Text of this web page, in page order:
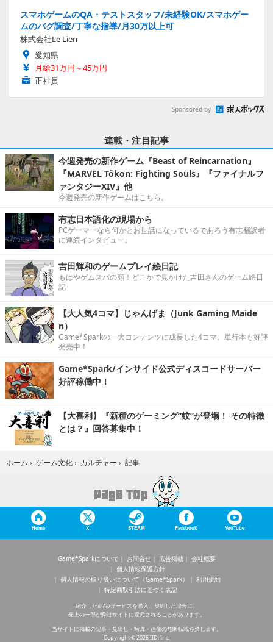
スマホゲームのQA・テストスタッフ/未経験OK/スマホゲー
ムのバグ調査/丁寧な指導/月30万以上可
株式会社Le Lien
愛知県
月給31万円～45万円
正社員
Sponsored by
連載・注目記事
今週発売の新作ゲーム『Beast of Reincarnation』
『MARVEL Tōkon: Fighting Souls』『ファイナルフ
ァンタジーXIV』他
今週発売の新作ゲームはこちら。
有志日本語化の現場から
PCゲーマーなら何かとお世話になっているであろう有志翻訳者
に連続インタビュー。
吉田輝和のゲームプレイ絵日記
もはやゲムスパの顔！どこかで見かけた吉田さんのゲーム絵日
記
【大人気4コマ】じゃんげま（Junk Gaming Maide
n）
Game*Sparkの一大コンテンツに成長した4コマ。単行本も好評
発売中！
Game*Spark/インサイド公式ディスコードサーバー
好評稼働中！
【大喜利】『新種のゲーミング“蚊”が登場！ その特徴
とは？』回答募集中！
ホーム › ゲーム文化 › カルチャー › 記事
Home X STEAM Facebook YouTube
Game*Sparkについて お問合せ 広告掲載
会社概要
個人情報保護方針
個人情報の取り扱いについて（Game*Spark）
利用規約
特定商取引法に基づく表記
紹介した商品/サービスを購入、契約した場合に、
売上の一部が弊社サイトに還元されることがあります。
当サイトに掲載の記事・見出し・写真・画像の無断転載を禁じます。
Copyright © 2026 IID, Inc.